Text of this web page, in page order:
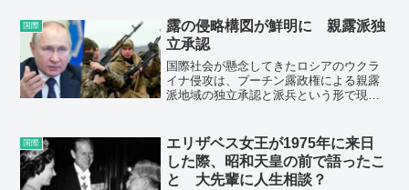
国際
露の侵略構図が鮮明に 親露派独
立承認
国際社会が懸念してきたロシアのウクラ
イナ侵攻は、プーチン露政権による親露
派地域の独立承認と派兵という形で現実
力を軍事支援してきたが、今後は露正規
軍が直接介入する。ロシアがウクライナ
を侵略し、武力で欧州の国境線を変更す
る構図が鮮明になった。
国際
エリザベス女王が1975年に来日
した際、昭和天皇の前で語ったこ
と 大先輩に人生相談？